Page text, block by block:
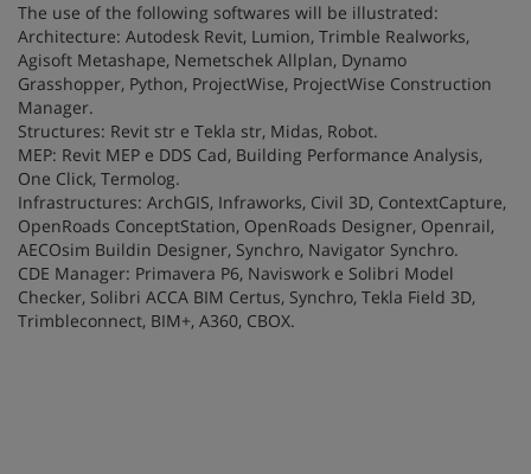
The use of the following softwares will be illustrated:
Architecture: Autodesk Revit, Lumion, Trimble Realworks,
Agisoft Metashape, Nemetschek Allplan, Dynamo
Grasshopper, Python, ProjectWise, ProjectWise Construction
Manager.
Structures: Revit str e Tekla str, Midas, Robot.
MEP: Revit MEP e DDS Cad, Building Performance Analysis,
One Click, Termolog.
Infrastructures: ArchGIS, Infraworks, Civil 3D, ContextCapture,
OpenRoads ConceptStation, OpenRoads Designer, Openrail,
AECOsim Buildin Designer, Synchro, Navigator Synchro.
CDE Manager: Primavera P6, Naviswork e Solibri Model
Checker, Solibri ACCA BIM Certus, Synchro, Tekla Field 3D,
Trimbleconnect, BIM+, A360, CBOX.